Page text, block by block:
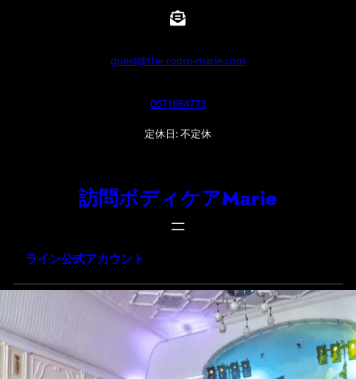
guest@the-room-marie.com
0671664773
定休日: 不定休
訪問ボディケアMarie
ライン公式アカウント